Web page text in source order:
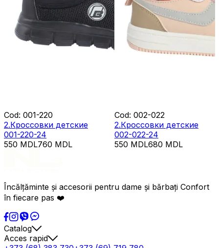
Cod: 001-220
2.Кроссовки детские
001-220-24
550 MDL760 MDL
Cod: 002-022
2.Кроссовки детские
002-022-24
550 MDL680 MDL
Încălțăminte și accesorii pentru dame și bărbați Confort
în fiecare pas ❤️
Catalog
Acces rapid